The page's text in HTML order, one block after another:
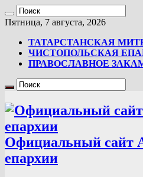
Пятница, 7 августа, 2026
ТАТАРСТАНСКАЯ
ЧИСТОПОЛЬСКАЯ
ПРАВОСЛАВНОЕ
Официальный сайт
епархии